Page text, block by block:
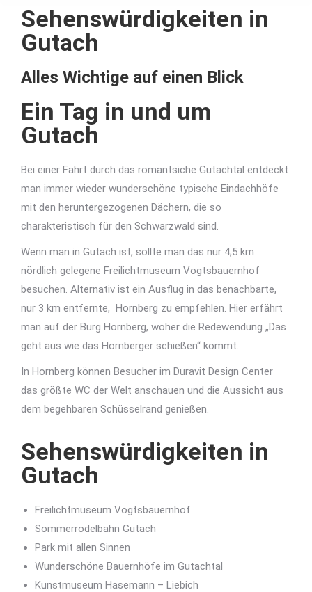
Sehenswürdigkeiten in
Gutach
Alles Wichtige auf einen Blick
Ein Tag in und um
Gutach
Bei einer Fahrt durch das romantsiche Gutachtal entdeckt
man immer wieder wunderschöne typische Eindachhöfe
mit den heruntergezogenen Dächern, die so
charakteristisch für den Schwarzwald sind.
Wenn man in Gutach ist, sollte man das nur 4,5 km
nördlich gelegene Freilichtmuseum Vogtsbauernhof
besuchen. Alternativ ist ein Ausflug in das benachbarte,
nur 3 km entfernte, Hornberg zu empfehlen. Hier erfährt
man auf der Burg Hornberg, woher die Redewendung „Das
geht aus wie das Hornberger schießen“ kommt.
In Hornberg können Besucher im Duravit Design Center
das größte WC der Welt anschauen und die Aussicht aus
dem begehbaren Schüsselrand genießen.
Sehenswürdigkeiten in
Gutach
Freilichtmuseum Vogtsbauernhof
Sommerrodelbahn Gutach
Park mit allen Sinnen
Wunderschöne Bauernhöfe im Gutachtal
Kunstmuseum Hasemann – Liebich